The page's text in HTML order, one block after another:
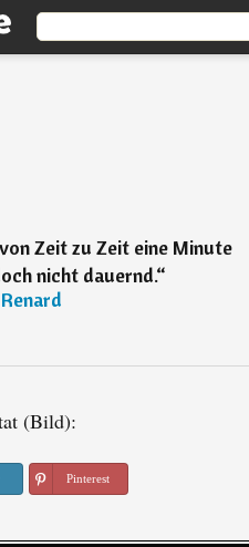
Zeit zu Zeit eine Minute
nicht dauernd.“
(Bild):
Pinterest